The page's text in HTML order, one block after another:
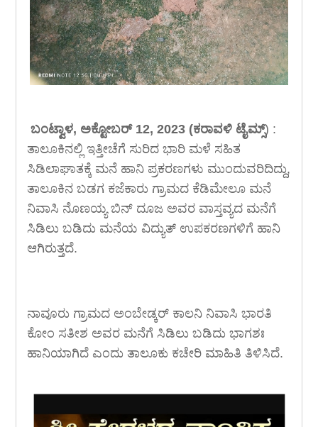
ಬಂಟ್ವಾಳ, ಅಕ್ಟೋಬರ್ 12, 2023 (ಕರಾವಳಿ ಟೈಮ್ಸ್) :
ತಾಲೂಕಿನಲ್ಲಿ ಇತ್ತೀಚೆಗೆ ಸುರಿದ ಭಾರಿ ಮಳೆ ಸಹಿತ
ಸಿಡಿಲಾಘಾತಕ್ಕೆ ಮನೆ ಹಾನಿ ಪ್ರಕರಣಗಳು ಮುಂದುವರಿದಿದ್ದು,
ತಾಲೂಕಿನ ಬಡಗ ಕಜೆಕಾರು ಗ್ರಾಮದ ಕೆಡಿಮೇಲೂ ಮನೆ
ನಿವಾಸಿ ನೊಣಯ್ಯ ಬಿನ್ ದೂಜ ಅವರ ವಾಸ್ತವ್ಯದ ಮನೆಗೆ
ಸಿಡಿಲು ಬಡಿದು ಮನೆಯ ವಿದ್ಯುತ್ ಉಪಕರಣಗಳಿಗೆ ಹಾನಿ
ಆಗಿರುತ್ತದೆ.
ನಾವೂರು ಗ್ರಾಮದ ಅಂಬೇಡ್ಕರ್ ಕಾಲನಿ ನಿವಾಸಿ ಭಾರತಿ
ಕೋಂ ಸತೀಶ ಅವರ ಮನೆಗೆ ಸಿಡಿಲು ಬಡಿದು ಭಾಗಶಃ
ಹಾನಿಯಾಗಿದೆ ಎಂದು ತಾಲೂಕು ಕಚೇರಿ ಮಾಹಿತಿ ತಿಳಿಸಿದೆ.